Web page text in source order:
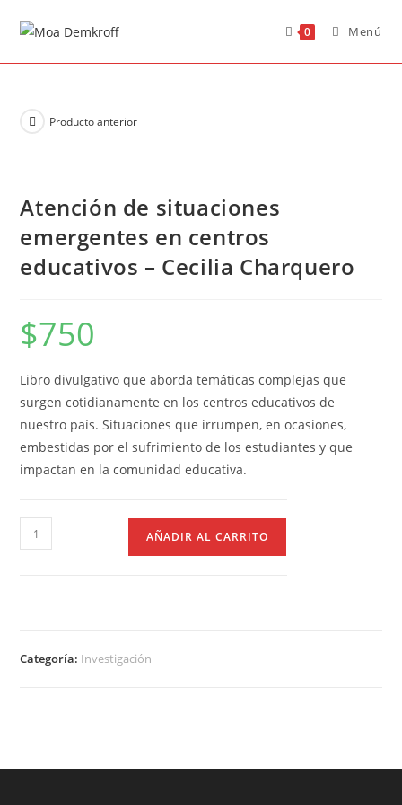
0 Menú
Producto anterior
Atención de situaciones
emergentes en centros
educativos – Cecilia Charquero
$750
Libro divulgativo que aborda temáticas complejas que
surgen cotidianamente en los centros educativos de
nuestro país. Situaciones que irrumpen, en ocasiones,
embestidas por el sufrimiento de los estudiantes y que
impactan en la comunidad educativa.
AÑADIR AL CARRITO
Categoría: Investigación